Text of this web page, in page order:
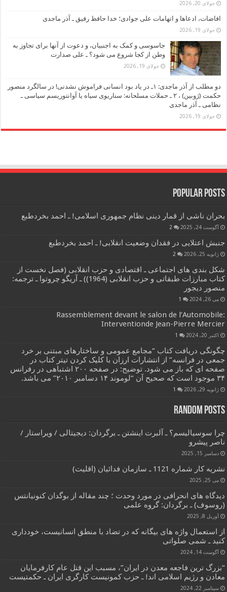
جولای 20, 2026
افاضات، ادعاها و اتهامات علی جوادی؛ خدا حافظ رفیق ـ آذر ماجدی
جولای 19, 2026
جاسوسی و کمک به اجنبیان، و دعوت از آنها برای تجاوز به
وطن از کجا شروع می شود؟ ـ علی صدارت
جولای 19, 2026
دو مطلب از آذر ماجدی: ۱ـ در یاد بود انسانی فراموش نشدنی! در سالگرد منصور
حکمت (ژوبین) ، ۲ ـ حملات مسلحانه: سناریوی سیاه یا آوانتوریسم سیاسی ـ
نظامی ـ آذر ماجدی
جولای 19, 2026
Popular Posts
بحران ناشی از قمار دینی نظام جمهوری اسلامی! ـ احمد بخردطبع
آگوست 24, 2025 2
جنبش اعتلایی در فقدان وضعیت انقلابی! ـ احمد بخردطبع
ژانویه 25, 2026 2
شکل بندی های اجتماعی ـ اقتصادی و حزب انقلابی (فصل نخست از
کتاب مبارزات طبقاتی و حزب انقلابی (1964)) ـ آریگو چروتوا ـ ترجمه:
منصور دیجور
می 26, 2024 1
Rassemblement devant le salon de l’Automobile:
Interventionde Jean-Pierre Mercier
اکتبر 20, 2024 1
چگونگی دریافت کتاب “مجامع عمومی و ساختارهای مبتنی بر خرد
جمعی در فرانسه” از انتشارات ارزان با کلیک کردن تیتر کتاب در
صفحه ای که باز می شود. توضیح: در صفحه ۲۰۰ اشتباهی در رفرانس
۳۴ موجود است که صحیح آن “لوموند ۱۴ دسامبر ۲۰۱۰” می باشد.
ژانویه 29, 2026 1
Random Posts
چرا سوسیالیسم؟ ـ آلبرت اینشتن ـ برگردان: دیجیتالی / ویراستار /
ناصر پیشرو
دسامبر 15, 2025
نشریه کار شماره 1121 ـ سازمان فدائیان (اقلیت)
می 25, 2025
دیدگاه های انحرافی در مورد وحدت ؛ چند مقاله از بوگدان کنونیانتس
(روسوف) ـ برگردان: گروه علمی
آوریل 8, 2025
از استعمال واژه های بیگانه که در تضاد با منطق انسانیست، خودداری
کنید ـ شمی صلواتی
آگوست 14, 2024
“بزرگ ترین فاجعه معدن در ایران”، مسبب این قتل عام کارفرمایان
معادن و رژیم اسلامی اند! ـ حزب کمونیست کارگری ایران ـ حکمتیست
سپتامبر 22, 2024